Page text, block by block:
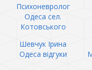
Психоневролог
Одеса сел.
Котовського
Шевчук Ірина
Одеса відгуки